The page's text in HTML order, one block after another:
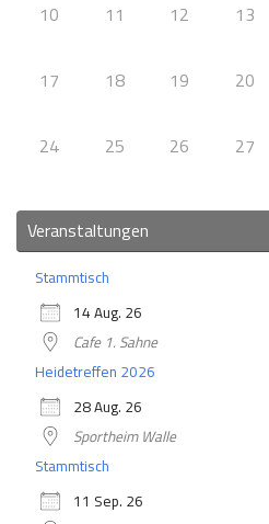
10 11 12 13
17 18 19 20
24 25 26 27
Veranstaltungen
Stammtisch
14 Aug. 26
Cafe 1. Sahne
Heidetreffen 2026
28 Aug. 26
Sportheim Walle
Stammtisch
11 Sep. 26